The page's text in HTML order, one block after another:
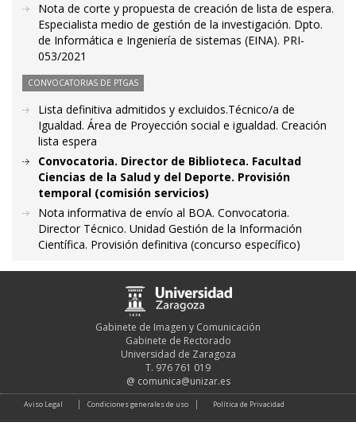
Nota de corte y propuesta de creación de lista de espera.
Especialista medio de gestión de la investigación. Dpto.
de Informática e Ingeniería de sistemas (EINA). PRI-
053/2021
CONVOCATORIAS DE PTGAS
Lista definitiva admitidos y excluidos.Técnico/a de
Igualdad. Área de Proyección social e igualdad. Creación
lista espera
Convocatoria. Director de Biblioteca. Facultad
Ciencias de la Salud y del Deporte. Provisión
temporal (comisión servicios)
Nota informativa de envío al BOA. Convocatoria.
Director Técnico. Unidad Gestión de la Información
Científica. Provisión definitiva (concurso específico)
Gabinete de Imagen y Comunicación
Gabinete de Rectorado
Universidad de Zaragoza
T. 976 761 019
@ comunica@unizar.es
Aviso Legal Condiciones generales de uso Política de Privacidad